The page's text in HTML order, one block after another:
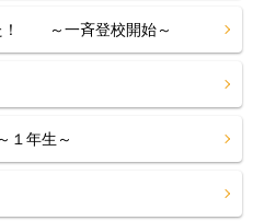
！ ～一斉登校開始～
年生～